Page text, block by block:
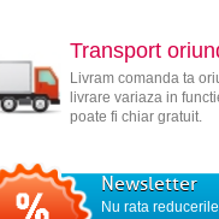
Transport
Livram comanda ta
livrare variaza in
poate fi chiar gratuit.
Newsletter
Nu rata